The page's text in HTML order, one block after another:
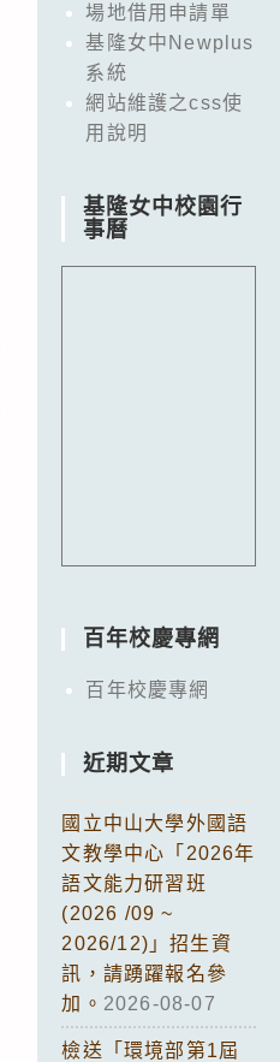
場地借用申請單
基隆女中Newplus
系統
網站維護之css使
用說明
基隆女中校園行
事曆
百年校慶專網
百年校慶專網
近期文章
國立中山大學外國語
文教學中心「2026年
語文能力研習班
(2026 /09 ~
2026/12)」招生資
訊，請踴躍報名參
加。 2026-08-07
檢送「環境部第1屆